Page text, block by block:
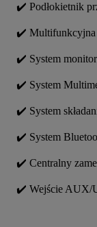
✔️ Podłokietnik
✔️ Multifunkcyjna
✔️ System
✔️ System
✔️ System
✔️ System
✔️ Centralny
✔️ Wejście AUX/